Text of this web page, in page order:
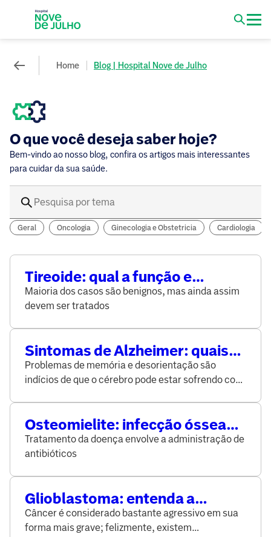
Home Blog | Hospital Nove de Julho
O que você deseja saber hoje?
Bem-vindo ao nosso blog, confira os artigos mais interessantes
para cuidar da sua saúde.
Geral Oncologia Ginecologia e Obstetricia Cardiologia
Tireoide: qual a função e
principais problemas
Maioria dos casos são benignos, mas ainda assim
devem ser tratados
Sintomas de Alzheimer: quais
são os primeiros sinais da
doença?
Problemas de memória e desorientação são
indícios de que o cérebro pode estar sofrendo com
Osteomielite: infecção óssea
pode ser aguda ou crônica
Tratamento da doença envolve a administração de
antibióticos
Glioblastoma: entenda a
gravidade desse tipo de tumor
cerebral
Câncer é considerado bastante agressivo em sua
forma mais grave; felizmente, existem